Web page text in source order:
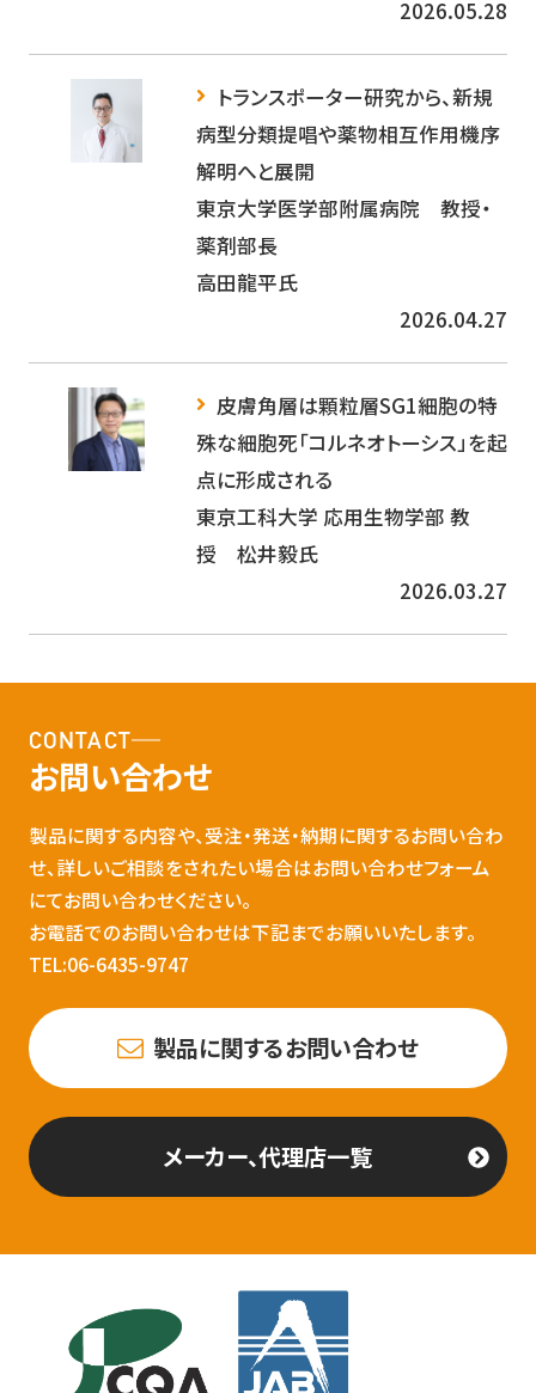
2026.05.28
トランスポーター研究から、新規
病型分類提唱や薬物相互作用機序
解明へと展開
東京大学医学部附属病院 教授・
薬剤部長
高田龍平氏
2026.04.27
皮膚角層は顆粒層SG1細胞の特
殊な細胞死「コルネオトーシス」を起
点に形成される
東京工科大学 応用生物学部 教
授 松井毅氏
2026.03.27
CONTACT
お問い合わせ
製品に関する内容や、受注・発送・納期に関するお問い合わ
せ、詳しいご相談をされたい場合はお問い合わせフォーム
にてお問い合わせください。
お電話でのお問い合わせは下記までお願いいたします。
TEL:06-6435-9747
製品に関するお問い合わせ
メーカー、代理店一覧